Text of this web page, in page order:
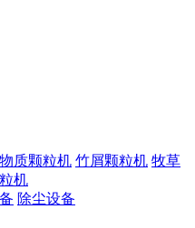
质颗粒机 竹屑颗粒机 牧草
机
除尘设备